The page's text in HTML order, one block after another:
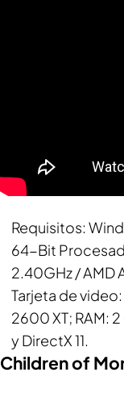
Requisitos:
64-Bit
2.40GHz / AMD
Tarjeta de
2600 XT; RAM:
y DirectX 11.
Children of